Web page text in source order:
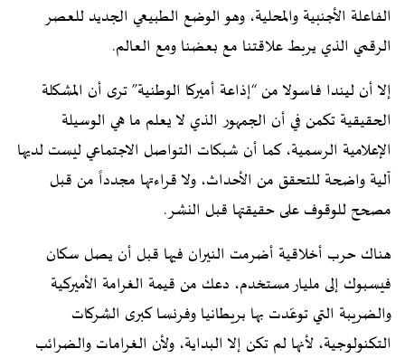
الفاعلة الأجنبية والمحلية، وهو الوضع الطبيعي الجديد للعصر
الرقمي الذي يربط علاقتنا مع بعضنا ومع العالم.
إلا أن ليندا فاسولا من “إذاعة أميركا الوطنية” ترى أن المشكلة
الحقيقية تكمن في أن الجمهور الذي لا يعلم ما هي الوسيلة
الإعلامية الرسمية، كما أن شبكات التواصل الاجتماعي ليست لديها
آلية واضحة للتحقق من الأحداث، ولا قراءتها مجدداً من قبل
مصحح للوقوف على حقيقتها قبل النشر.
هناك حرب أخلاقية أضرمت النيران فيها قبل أن يصل سكان
فيسبوك إلى مليار مستخدم، دعك من قيمة الغرامة الأميركية
والضريبة التي توعّدت بها بريطانيا وفرنسا كبرى الشركات
التكنولوجية، لأنها لم تكن إلا البداية، ولأن الغرامات والضرائب